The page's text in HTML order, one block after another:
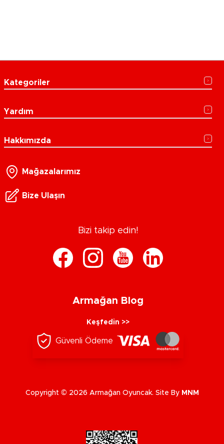
Kategoriler
Yardım
Hakkımızda
Mağazalarımız
Bize Ulaşın
Bizi takip edin!
Armağan Blog
Keşfedin >>
Güvenli Ödeme
Copyright © 2026 Armağan Oyuncak. Site By MNM